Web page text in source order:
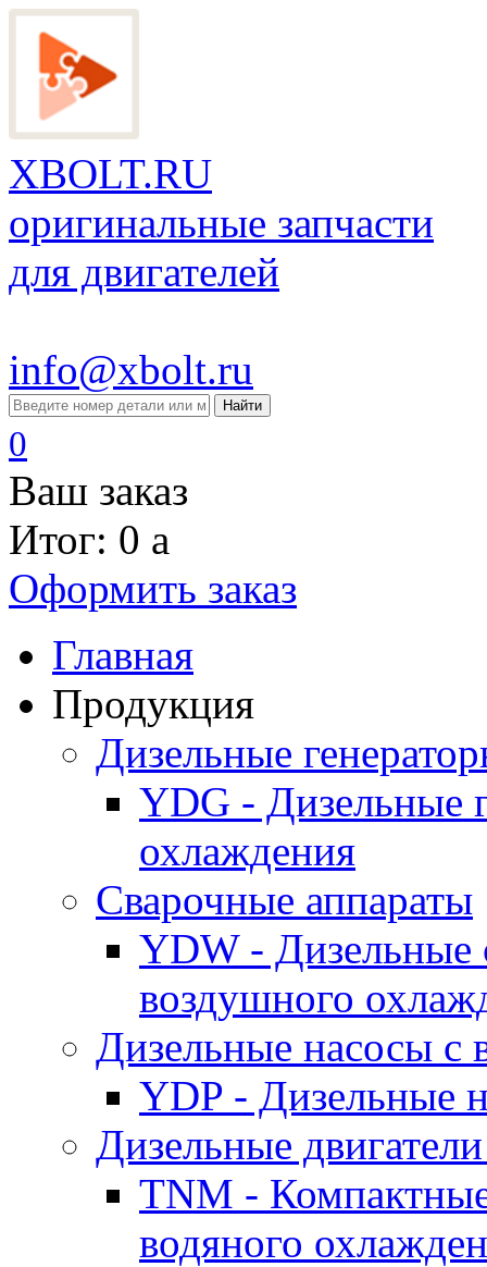
XBOLT.RU
оригинальные запчасти
для двигателей
info@xbolt.ru
Найти
0
Ваш заказ
Итог: 0 a
Оформить заказ
Главная
Продукция
Дизельные
YDG - Дизельные
охлаждения
Cварочные аппараты
YDW - Дизельные
воздушного
Дизельные насосы
YDP - Дизельные
Дизельные
TNM -
водяного